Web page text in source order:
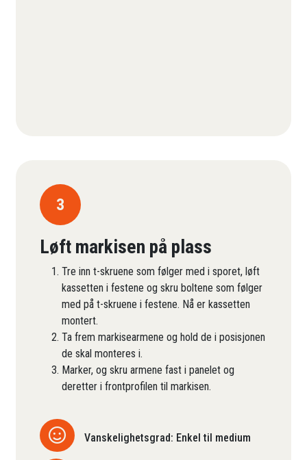
3
Løft markisen på plass
Tre inn t-skruene som følger med i sporet, løft
kassetten i festene og skru boltene som følger
med på t-skruene i festene. Nå er kassetten
montert.
Ta frem markisearmene og hold de i posisjonen
de skal monteres i.
Marker, og skru armene fast i panelet og
deretter i frontprofilen til markisen.
Vanskelighetsgrad: Enkel til medium